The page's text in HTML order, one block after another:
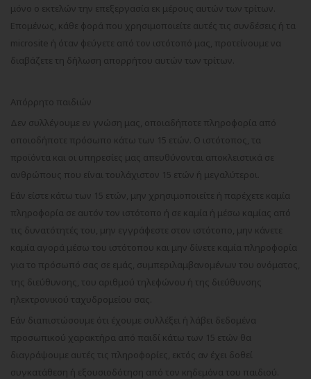
μόνο ο εκτελών την επεξεργασία εκ μέρους αυτών των τρίτων.
Επομένως, κάθε φορά που χρησιμοποιείτε αυτές τις συνδέσεις ή τα
microsite ή όταν φεύγετε από τον ιστότοπό μας, προτείνουμε να
διαβάζετε τη δήλωση απορρήτου αυτών των τρίτων.
Απόρρητο παιδιών
Δεν συλλέγουμε εν γνώση μας, οποιαδήποτε πληροφορία από
οποιοδήποτε πρόσωπο κάτω των 15 ετών. Ο ιστότοπος, τα
προϊόντα και οι υπηρεσίες μας απευθύνονται αποκλειστικά σε
ανθρώπους που είναι τουλάχιστον 15 ετών ή μεγαλύτεροι.
Εάν είστε κάτω των 15 ετών, μην χρησιμοποιείτε ή παρέχετε καμία
πληροφορία σε αυτόν τον ιστότοπο ή σε καμία ή μέσω καμίας από
τις δυνατότητές του, μην εγγράφεστε στον ιστότοπο, μην κάνετε
καμία αγορά μέσω του ιστότοπου και μην δίνετε καμία πληροφορία
για το πρόσωπό σας σε εμάς, συμπεριλαμβανομένων του ονόματος,
της διεύθυνσης, του αριθμού τηλεφώνου ή της διεύθυνσης
ηλεκτρονικού ταχυδρομείου σας.
Εάν διαπιστώσουμε ότι έχουμε συλλέξει ή λάβει δεδομένα
προσωπικού χαρακτήρα από παιδί κάτω των 15 ετών θα
διαγράψουμε αυτές τις πληροφορίες, εκτός αν έχει δοθεί
συγκατάθεση ή εξουσιοδότηση από τον κηδεμόνα του παιδιού.